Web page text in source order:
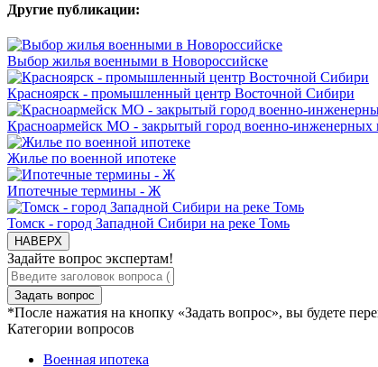
Другие публикации:
Выбор жилья военными в Новороссийске
Красноярск - промышленный центр Восточной Сибири
Красноармейск МО - закрытый город военно-инженерных
Жилье по военной ипотеке
Ипотечные термины - Ж
Томск - город Западной Сибири на реке Томь
НАВЕРХ
Задайте вопрос экспертам!
Задать вопрос
*После нажатия на кнопку «Задать вопрос», вы будете
Категории вопросов
Военная ипотека